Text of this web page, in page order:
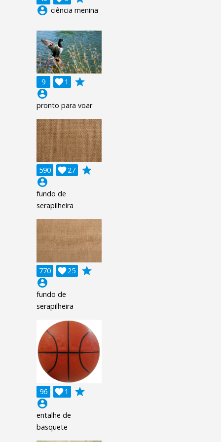
account_circle ciência menina
9 1

grade
account_circle
pronto para voar
590 27

grade
account_circle
fundo de
serapilheira
770 25

grade
account_circle
fundo de
serapilheira
96 1

grade
account_circle
entalhe de
basquete